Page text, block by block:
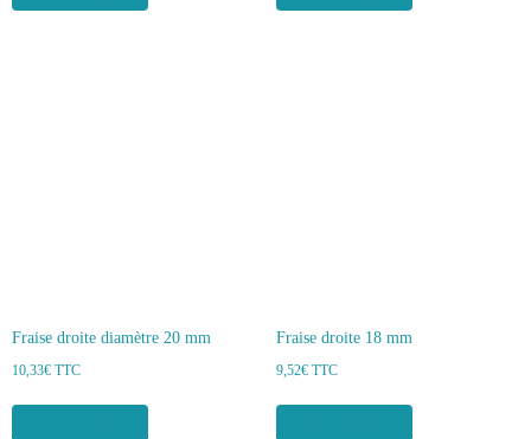
Fraise droite diamètre 20 mm
10,33€ TTC
Fraise droite 18 mm
9,52€ TTC